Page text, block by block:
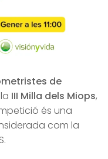
de
III Milla dels Miops,
és una
com la